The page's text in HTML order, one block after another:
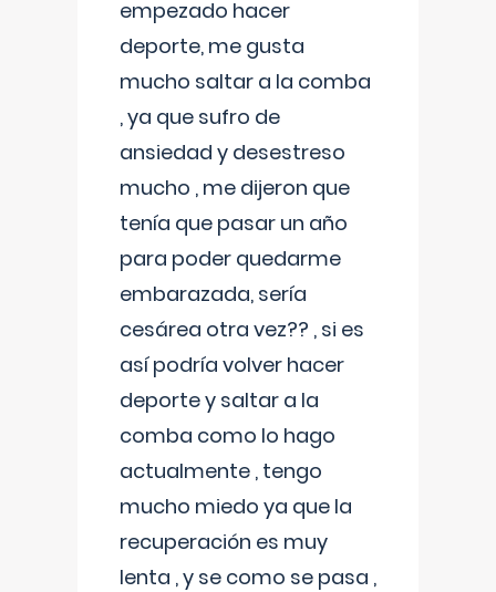
empezado hacer
deporte, me gusta
mucho saltar a la comba
, ya que sufro de
ansiedad y desestreso
mucho , me dijeron que
tenía que pasar un año
para poder quedarme
embarazada, sería
cesárea otra vez?? , si es
así podría volver hacer
deporte y saltar a la
comba como lo hago
actualmente , tengo
mucho miedo ya que la
recuperación es muy
lenta , y se como se pasa ,